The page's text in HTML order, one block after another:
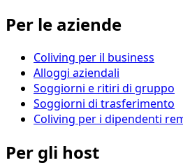
Per le aziende
Coliving per il business
Alloggi aziendali
Soggiorni e ritiri di gruppo
Soggiorni di trasferimento
Coliving per i dipendenti
Per gli host